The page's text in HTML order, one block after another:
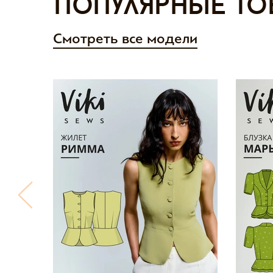
Популярные
Смотреть все модели